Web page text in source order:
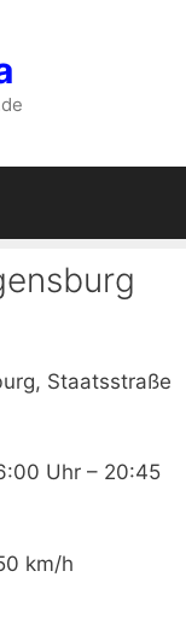
Staatsstraße
Uhr – 20:45
km/h